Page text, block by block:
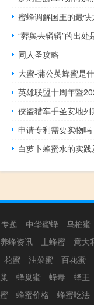
蜜蜂调解国王的最快
“葬舆去辚辚”的出处
同人圣攻略
大蜜-蒲公英蜂蜜是
英雄联盟十周年暨
侠盗猎车手圣安地列
申请专利需要实物吗
白萝卜蜂蜜水的实
专题 中华蜜蜂 乌桕蜜
养蜂资讯
土蜂蜜 意大
花蜜
油菜蜜 百花蜜
巢
蜂巢蜜 蜂毒 蜂王
蜜
蜂蜜价格 蜂蜜吃法